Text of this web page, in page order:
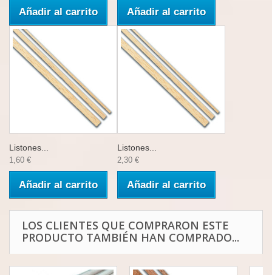
Añadir al carrito Añadir al carrito
Listones...
1,60 €
Añadir al carrito
Listones...
2,30 €
Añadir al carrito
LOS CLIENTES QUE COMPRARON ESTE
PRODUCTO TAMBIÉN HAN COMPRADO...